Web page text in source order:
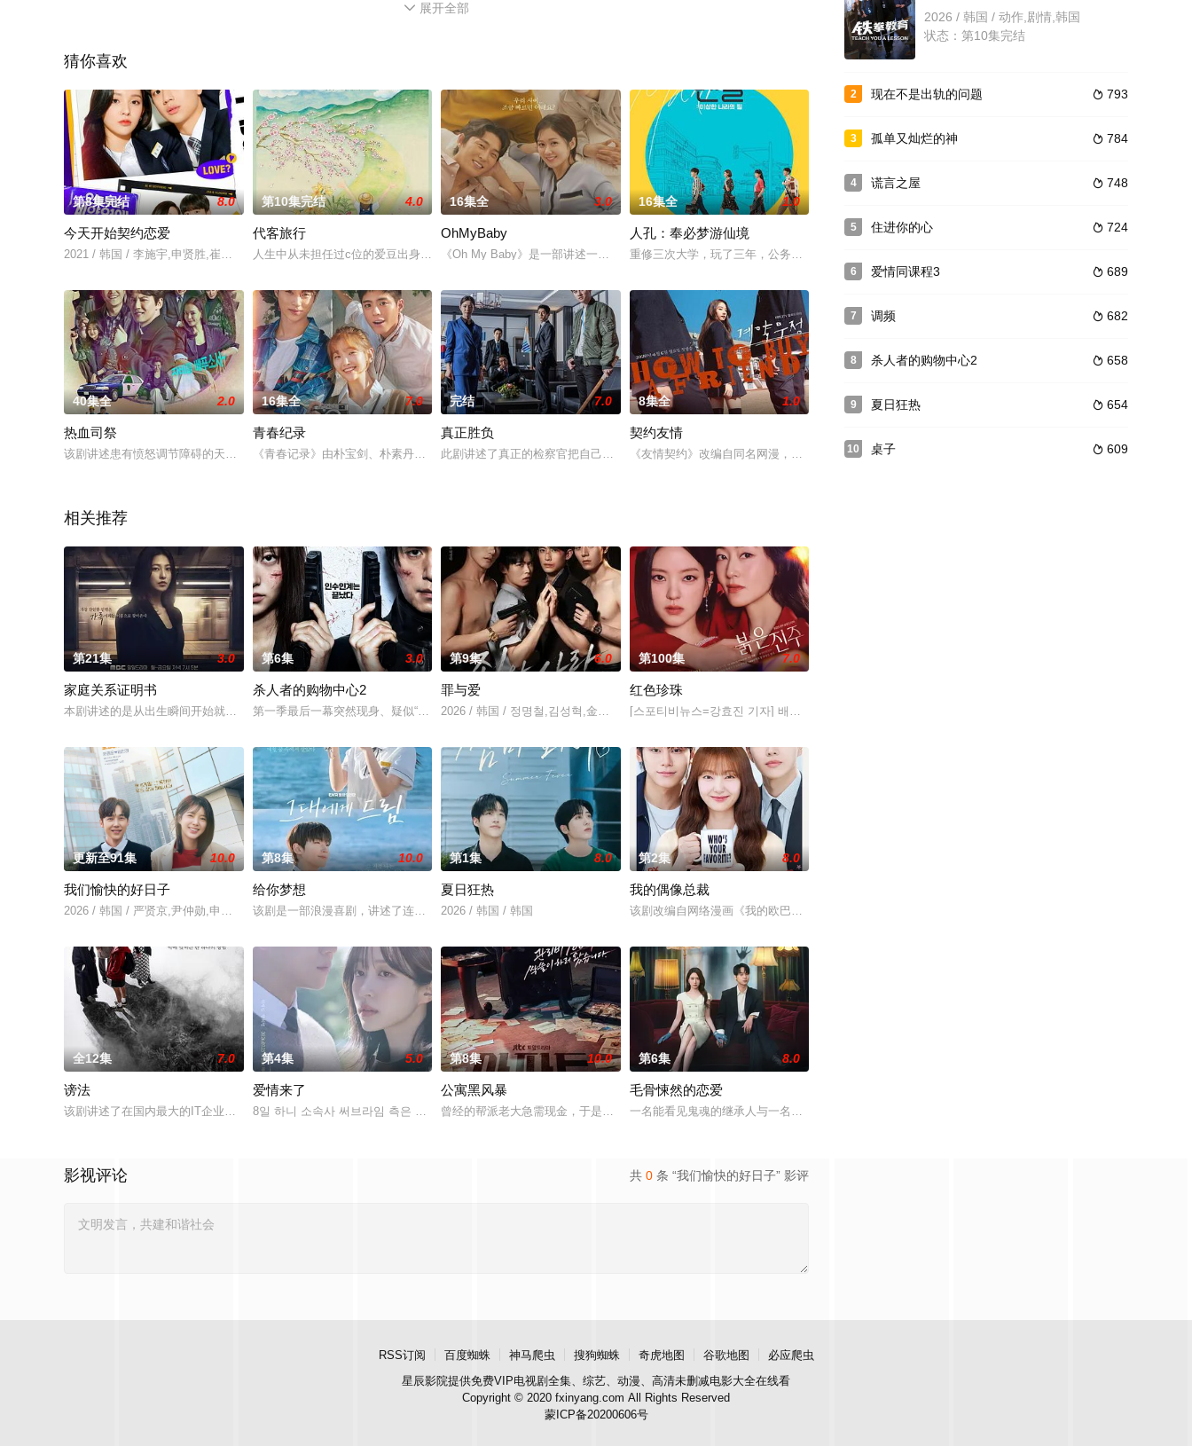
 展开全部
猜你喜欢
第8集完结 8.0
今天开始契约恋爱
2021 / 韩国 / 李施宇,申贤胜,崔裕姝,林尚均,金柄官,郑宝美
第10集完结 4.0
代客旅行
人生中从未担任过c位的爱豆出身的旅行记者代替委托的旅行，领悟到真正成功和人生意义的
16集全 3.0
OhMyBaby
《Oh My Baby》是一部讲述一个不想结婚只想生孩子的39岁单身女性，在决定放
16集全 1.0
人孔：奉必梦游仙境
重修三次大学，玩了三年，公务员考试准备了三年的河阴奉式家族三代独子奉必（金在中 饰
40集全 2.0
热血司祭
该剧讲述患有愤怒调节障碍的天主教司祭与刑警通过老神父杀人事件相遇后，联手调查的极限
16集全 7.0
青春纪录
《青春记录》由朴宝剑、朴素丹、边佑锡主演，《秘密森林》《阿尔罕布拉宫的回忆》安吉镐
完结 7.0
真正胜负
此剧讲述了真正的检察官把自己伪装成吊儿郎当的不良检察官，为了弱者和受害者，为了实现
8集全 1.0
契约友情
《友情契约》改编自同名网漫，从高中生朴灿洪（金素惠饰）和许敦赫（申承浩 饰）的视角
相关推荐
第21集 3.0
家庭关系证明书
本剧讲述的是从出生瞬间开始就被打上家庭崩溃烙印的一个孩子和面对冷酷的偏见和命运，重
第6集 3.0
杀人者的购物中心2
第一季最后一幕突然现身、疑似“死而复生”的郑进湾（李栋旭 饰）究竟藏身何方？他和郑
第9集 6.0
罪与爱
2026 / 韩国 / 정명철,김성혁,金贤叙,정현웅
第100集 7.0
红色珍珠
[스포티비뉴스=강효진 기자] 배우 박진희가 본격 컴백 활동에 나선다. 7일
更新至91集 10.0
我们愉快的好日子
2026 / 韩国 / 严贤京,尹仲勋,申正允,尹多英,金惠玉,鲜于在德,尹多勋,文喜京,李商淑,郑孝彬,
第8集 10.0
给你梦想
该剧是一部浪漫喜剧，讲述了连一个梦想都无所畏惧的十几岁，被现实挡住而受挫的二十几岁
第1集 8.0
夏日狂热
2026 / 韩国 / 韩国
第2集 8.0
我的偶像总裁
该剧改编自网络漫画《我的欧巴是偶像》，是一部浪漫喜剧。讲述进入由前偶像兼CEO李灿
全12集 7.0
谤法
该剧讲述了在国内最大的IT企业里存在着一个恶神。唯一知道真实情况的人是一名少女和一
第4集 5.0
爱情来了
8일 하니 소속사 써브라임 측은 OSEN에 “하니가 KBS2 새 주말 드라
第8集 10.0
公寓黑风暴
曾经的帮派老大急需现金，于是和有志成为律师的同伴合作，打算窃取住宅社区的储备基金，
第6集 8.0
毛骨悚然的恋爱
一名能看见鬼魂的继承人与一名王牌检察官发现只要轻轻一碰，就能让他们成为异常高效率的
共 0 条 “我们愉快的好日子” 影评
影视评论
2026 / 韩国 / 动作,剧情,韩国
状态：第10集完结
2  793
现在不是出轨的问题
3  784
孤单又灿烂的神
4  748
谎言之屋
5  724
住进你的心
6  689
爱情同课程3
7  682
调频
8  658
杀人者的购物中心2
9  654
夏日狂热
10  609
桌子
RSS订阅 百度蜘蛛 神马爬虫 搜狗蜘蛛 奇虎地图 谷歌地图
必应爬虫
星辰影院提供免费VIP电视剧全集、综艺、动漫、高清未删减电影大全在线看
Copyright © 2020 fxinyang.com All Rights Reserved
蒙ICP备20200606号